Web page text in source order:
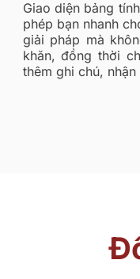
Giao diện bảng
phép bạn nhanh
giải pháp mà
khăn, đồng thời
thêm ghi chú,